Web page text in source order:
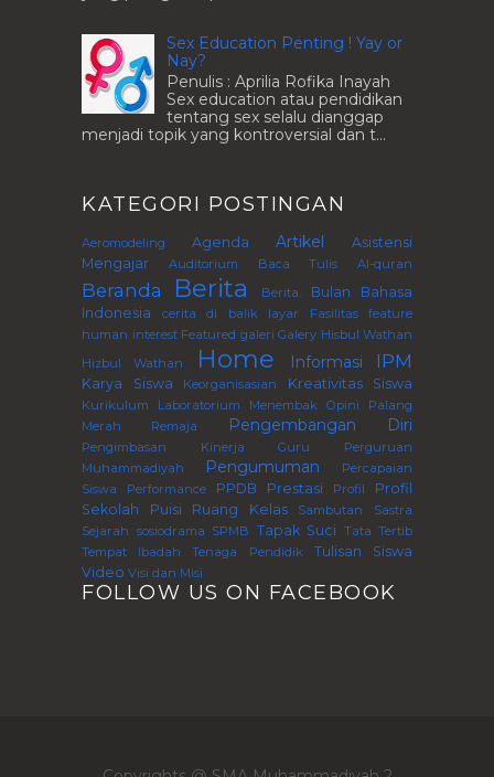
Sex Education Penting ! Yay or
Nay?
Penulis : Aprilia Rofika Inayah
Sex education atau pendidikan
tentang sex selalu dianggap
menjadi topik yang kontroversial dan t...
KATEGORI POSTINGAN
Aeromodeling Agenda Artikel
Asistensi
Mengajar
Auditorium Baca Tulis Al-quran
Beranda Berita Berita.
Bulan Bahasa
Indonesia
cerita di balik layar Fasilitas
feature
human interest Featured galeri Galery Hisbul Wathan
Hizbul Wathan
Home Informasi IPM
Karya Siswa Keorganisasian Kreativitas Siswa
Kurikulum Laboratorium Menembak Opini
Palang
Merah Remaja
Pengembangan Diri
Pengimbasan Kinerja Guru Perguruan
Muhammadiyah
Pengumuman
Percapaian
Siswa
Performance PPDB Prestasi Profil
Profil
Sekolah
Puisi Ruang Kelas Sambutan
Sastra
Sejarah sosiodrama SPMB Tapak Suci Tata Tertib
Tempat Ibadah
Tenaga Pendidik
Tulisan Siswa
Video Visi dan Misi
FOLLOW US ON FACEBOOK